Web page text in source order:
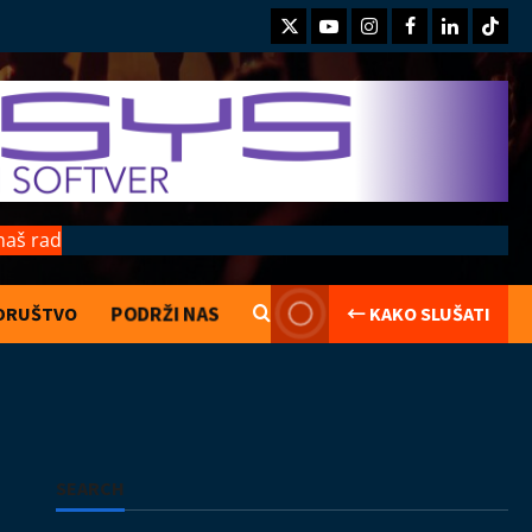
TwitterYoutubeInstagramFacebook
LinkedIn
rad
PODRŽI NAS ← KAKO SLUŠATI
SEARCH
Saranijagara
Introverzum ponovo osvojio Svemirski